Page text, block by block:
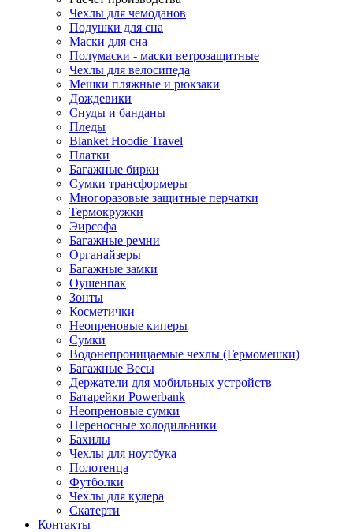
Чехлы для чемоданов
Подушки для сна
Маски для сна
Полумаски - маски ветрозащитные
Чехлы для велосипеда
Мешки пляжные и рюкзаки
Дождевики
Снуды и банданы
Пледы
Blanket Hoodie Travel
Платки
Багажные бирки
Сумки трансформеры
Многоразовые защитные перчатки
Термокружки
Эирсофа
Багажные ремни
Органайзеры
Багажные замки
Оушенпак
Зонты
Косметички
Неопреновые киперы
Сумки
Водонепроницаемые чехлы (Гермомешки)
Багажные Весы
Держатели для мобильных устройств
Батарейки Powerbank
Неопреновые сумки
Переносные холодильники
Бахилы
Чехлы для ноутбука
Полотенца
Футболки
Чехлы для кулера
Скатерти
Контакты